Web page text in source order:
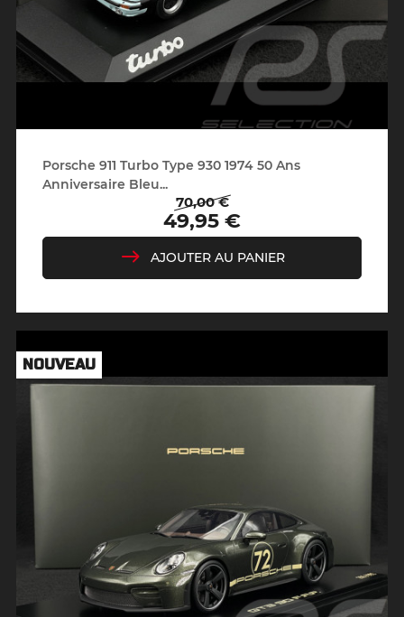
Porsche 911 Turbo Type 930 1974 50 Ans
Anniversaire Bleu...
Prix
de
base
70,00 €
Prix
49,95 €
AJOUTER AU PANIER
NOUVEAU